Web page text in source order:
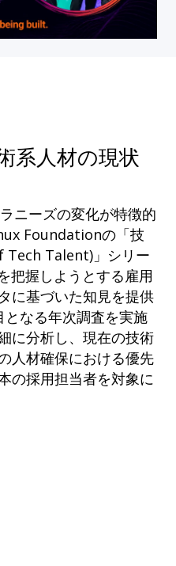
系人材の現状
ニーズの変化が特徴的
Foundationの「技
Tech Talent)」シリー
把握しようとする雇用
に基づいた知見を提供
となる年次調査を実施
に分析し、現在の技術
人材確保における優先
の採用担当者を対象に